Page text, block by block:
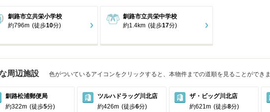
釧路市立共栄小学校
約796m (徒歩10分)
釧路市立共栄中学校
約1.4km (徒歩17分)
周辺施設 色がついているアイコンをクリックすると、本物件までの道順を見ることができま
釧路松浦郵便局
約322m (徒歩5分)
ツルハドラッグ川北店
約426m (徒歩6分)
ザ・ビッグ川北店
約621m (徒歩8分)